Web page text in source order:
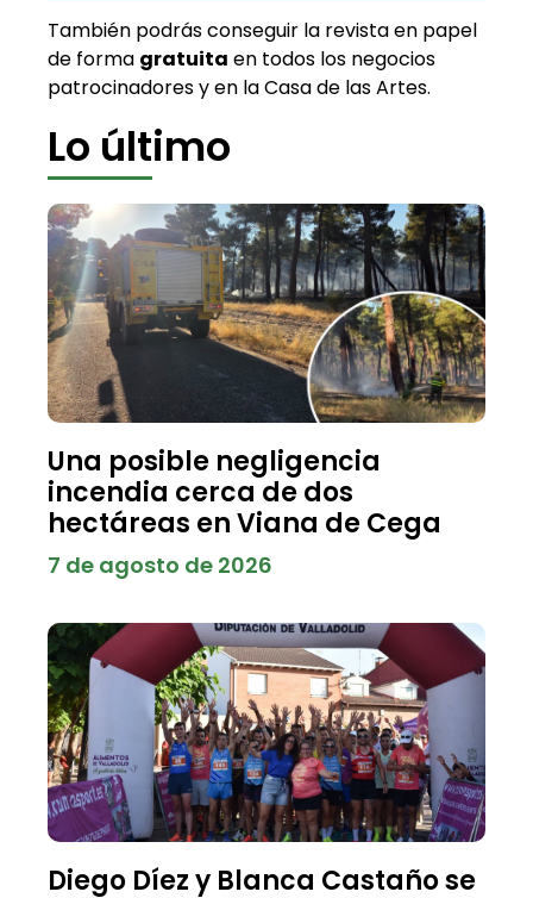
También podrás conseguir la revista en papel
de forma gratuita en todos los negocios
patrocinadores y en la Casa de las Artes.
Lo último
Una posible negligencia
incendia cerca de dos
hectáreas en Viana de Cega
7 de agosto de 2026
Diego Díez y Blanca Castaño se